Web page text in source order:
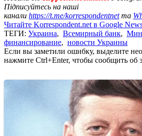
Підписуйтесь на наші
канали https://t.me/korrespondentnetта
Читайте Korrespondent.net в Google
ТЕГИ: Украина, Всемирный банк,
финансирование, новости Украины
Если вы заметили ошибку, выделите
нажмите Ctrl+Enter, чтобы сообщить об